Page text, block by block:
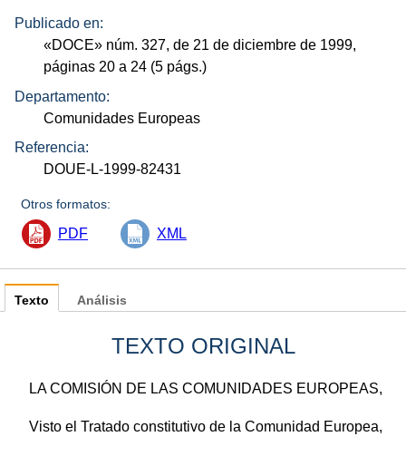
Publicado en:
«DOCE» núm. 327, de 21 de diciembre de 1999,
páginas 20 a 24 (5 págs.)
Departamento:
Comunidades Europeas
Referencia:
DOUE-L-1999-82431
Otros formatos:
PDF XML
Texto
TEXTO ORIGINAL
LA COMISIÓN DE LAS COMUNIDADES EUROPEAS,
Visto el Tratado constitutivo de la Comunidad Europea,
Análisis